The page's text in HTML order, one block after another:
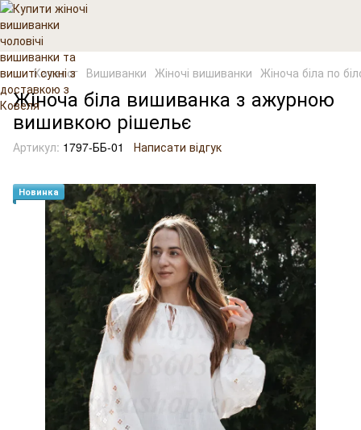
Каталог Вишиванки Жіночі вишиванки Жіноча біла по
Жіноча біла вишиванка з ажурною
вишивкою рішельє
Артикул: 1797-ББ-01 Написати відгук
Новинка